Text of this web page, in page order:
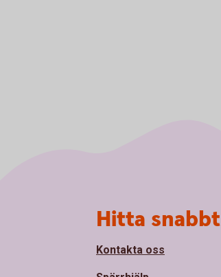
Hitta snabbt
Kontakta oss